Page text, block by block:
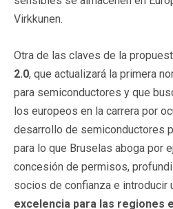
Virkkunen.
Otra de las claves de la
2.0, que actualizará la primera
para semiconductores y que
los europeos en la carrera por
desarrollo de semiconductores
para lo que Bruselas aboga por
concesión de permisos,
socios de confianza e introducir
excelencia para las regiones